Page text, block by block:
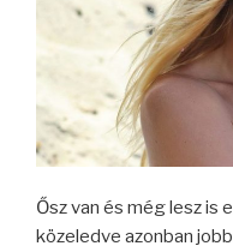
Ősz van és még lesz is
közeledve azonban